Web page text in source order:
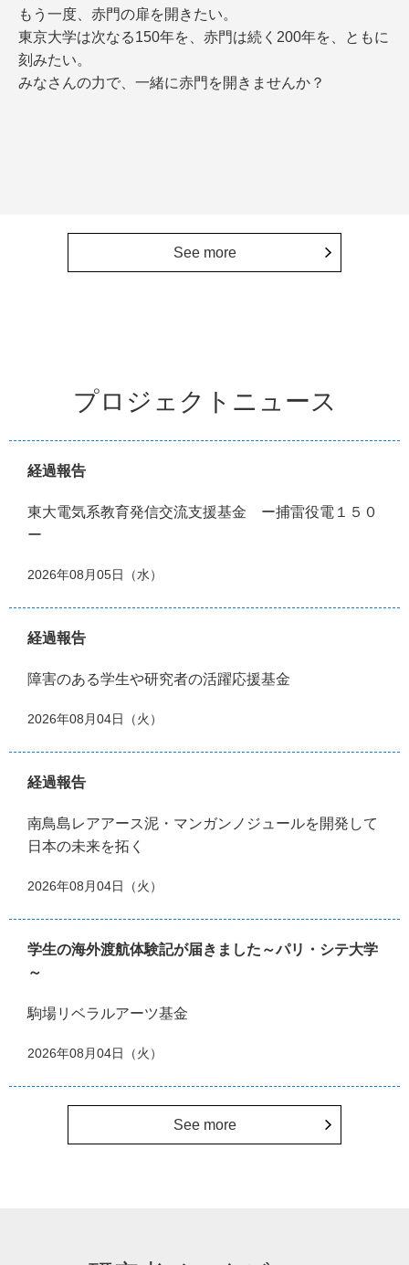
もう一度、赤門の扉を開きたい。
東京大学は次なる150年を、赤門は続く200年を、ともに
刻みたい。
みなさんの力で、一緒に赤門を開きませんか？
See more
プロジェクトニュース
経過報告
東大電気系教育発信交流支援基金 ー捕雷役電１５０
ー
2026年08月05日（水）
経過報告
障害のある学生や研究者の活躍応援基金
2026年08月04日（火）
経過報告
南鳥島レアアース泥・マンガンノジュールを開発して
日本の未来を拓く
2026年08月04日（火）
学生の海外渡航体験記が届きました～パリ・シテ大学
～
駒場リベラルアーツ基金
2026年08月04日（火）
See more